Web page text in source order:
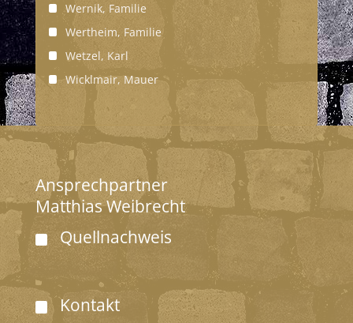
Wernik, Familie
Wertheim, Familie
Wetzel, Karl
Wicklmair, Mauer
Ansprechpartner
Matthias Weibrecht
Quellnachweis
Kontakt